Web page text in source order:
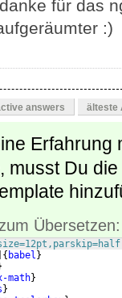
für das
:)
answers älteste
Erfahrung
musst Du
Übersetzen:
{ babel }
math}
}